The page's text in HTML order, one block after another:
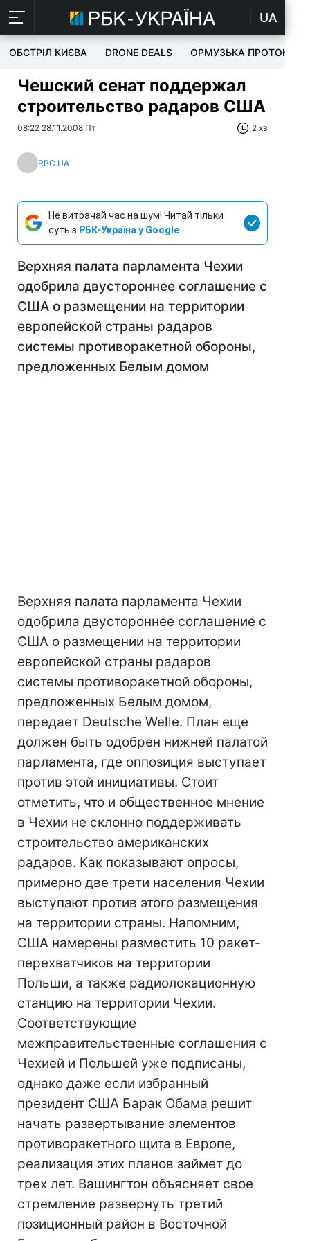
UA
ОБСТРІЛ КИЄВА DRONE DEALS ОРМУЗЬКА ПРОТОКА
Чешский сенат поддержал
строительство радаров США
08:22 28.11.2008 Пт 2 хв
RBC.UA
Не витрачай час на шум! Читай тільки
суть з РБК-Україна у Google
Верхняя палата парламента Чехии
одобрила двустороннее соглашение с
США о размещении на территории
европейской страны радаров
системы противоракетной обороны,
предложенных Белым домом
Верхняя палата парламента Чехии
одобрила двустороннее соглашение с
США о размещении на территории
европейской страны радаров
системы противоракетной обороны,
предложенных Белым домом,
передает Deutsche Welle. План еще
должен быть одобрен нижней палатой
парламента, где оппозиция выступает
против этой инициативы. Стоит
отметить, что и общественное мнение
в Чехии не склонно поддерживать
строительство американских
радаров. Как показывают опросы,
примерно две трети населения Чехии
выступают против этого размещения
на территории страны. Напомним,
США намерены разместить 10 ракет-
перехватчиков на территории
Польши, а также радиолокационную
станцию на территории Чехии.
Соответствующие
межправительственные соглашения с
Чехией и Польшей уже подписаны,
однако даже если избранный
президент США Барак Обама решит
начать развертывание элементов
противоракетного щита в Европе,
реализация этих планов займет до
трех лет. Вашингтон объясняет свое
стремление развернуть третий
позиционный район в Восточной